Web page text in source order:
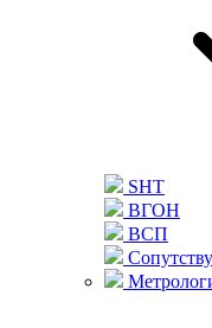
SHT
ВГОН
ВСП